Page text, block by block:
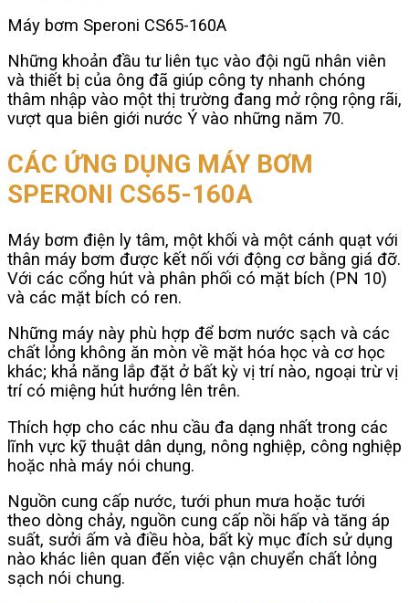
Máy bơm Speroni CS65-160A
Những khoản đầu tư liên tục vào đội ngũ nhân viên
và thiết bị của ông đã giúp công ty nhanh chóng
thâm nhập vào một thị trường đang mở rộng rộng rãi,
vượt qua biên giới nước Ý vào những năm 70.
CÁC ỨNG DỤNG MÁY BƠM
SPERONI CS65-160A
Máy bơm điện ly tâm, một khối và một cánh quạt với
thân máy bơm được kết nối với động cơ bằng giá đỡ.
Với các cổng hút và phân phối có mặt bích (PN 10)
và các mặt bích có ren.
Những máy này phù hợp để bơm nước sạch và các
chất lỏng không ăn mòn về mặt hóa học và cơ học
khác; khả năng lắp đặt ở bất kỳ vị trí nào, ngoại trừ vị
trí có miệng hút hướng lên trên.
Thích hợp cho các nhu cầu đa dạng nhất trong các
lĩnh vực kỹ thuật dân dụng, nông nghiệp, công nghiệp
hoặc nhà máy nói chung.
Nguồn cung cấp nước, tưới phun mưa hoặc tưới
theo dòng chảy, nguồn cung cấp nồi hấp và tăng áp
suất, sưởi ấm và điều hòa, bất kỳ mục đích sử dụng
nào khác liên quan đến việc vận chuyển chất lỏng
sạch nói chung.